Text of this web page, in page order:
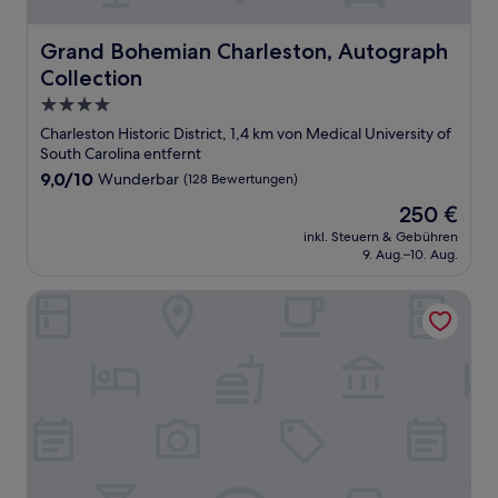
Grand Bohemian Charleston, Autograph
Collection
Grand Bohemian Charleston, Autograph Collection
4.0-
Sterne-
Unterkunft
Charleston Historic District, 1,4 km von Medical University of
South Carolina entfernt
9.0
9,0/10 Wunderbar (128 Bewertungen)
Der
Preis
beträgt
250 €
inkl. Steuern & Gebühren
9. Aug.–10. Aug.